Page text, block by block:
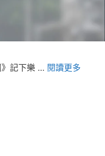
》記下樂 … 閱讀更多